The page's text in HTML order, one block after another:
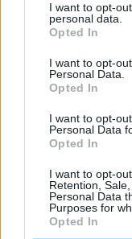
I want to opt-
personal data.
Opted In
I want to opt-
Personal Data.
Opted In
I want to opt-
Personal Data
Opted In
I want to opt-
Retention,
Personal Data
Purposes for
Opted In
Πριν 9 ημέρες
Διακοπές
επιχειρήσεων